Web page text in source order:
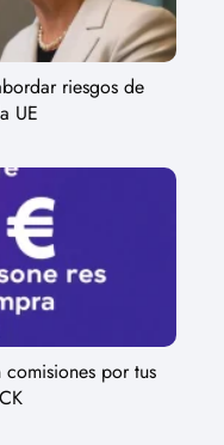
riesgos de
UE
por tus